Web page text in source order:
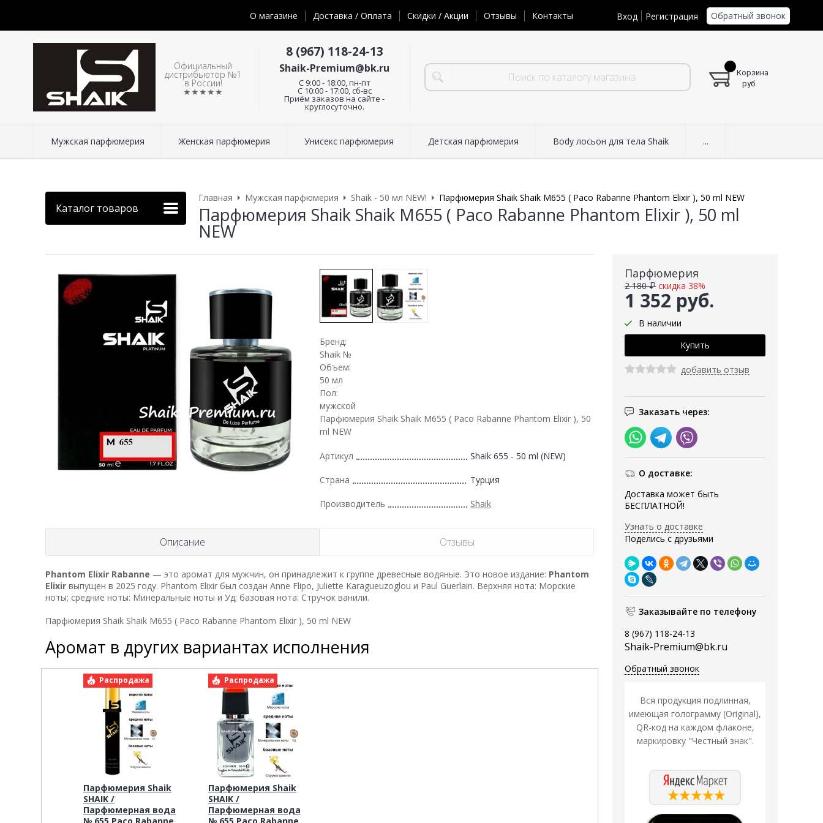
О магазине Доставка / Оплата Скидки / Акции Отзывы Контакты Вход Регистрация Обратный звонок
Официальный
дистрибьютор №1
в России!
★★★★★
8 (967) 118-24-13
Shaik-Premium@bk.ru
C 9:00 - 18:00, пн-пт
С 10:00 - 17:00, сб-вс
Приём заказов на сайте -
круглосуточно.
Корзина
руб.
Мужская парфюмерия Женская парфюмерия Унисекс парфюмерия Детская парфюмерия Body лосьон для тела Shaik ...
Каталог товаров
Главная Мужская парфюмерия Shaik - 50 мл NEW! Парфюмерия Shaik Shaik M655 ( Paco Rabanne Phantom Elixir ), 50 ml NEW
Парфюмерия Shaik Shaik M655 ( Paco Rabanne Phantom Elixir ), 50 ml
NEW
Парфюмерия
1 352 руб.
2 180 ₽ скидка 38%
В наличии
добавить отзыв
Заказать через:
О доставке:
Доставка может быть
БЕСПЛАТНОЙ!
Узнать о доставке
Поделись с друзьями
Заказывайте по телефону
8 (967) 118-24-13
Shaik-Premium@bk.ru
Обратный звонок
Вся продукция подлинная,
имеющая голограмму (Original),
QR-код на каждом флаконе,
маркировку "Честный знак".
Бренд:
Shaik №
Объем:
50 мл
Пол:
мужской
Парфюмерия Shaik Shaik M655 ( Paco Rabanne Phantom Elixir ), 50
ml NEW
Артикул Shaik 655 - 50 ml (NEW)
Страна Турция
Производитель Shaik
Описание Отзывы
Phantom Elixir Rabanne — это аромат для мужчин, он принадлежит к группе древесные водяные. Это новое издание: Phantom
Elixir выпущен в 2025 году. Phantom Elixir был создан Anne Flipo, Juliette Karagueuzoglou и Paul Guerlain. Верхняя нота: Морские
ноты; средние ноты: Минеральные ноты и Уд; базовая нота: Стручок ванили.
Парфюмерия Shaik Shaik M655 ( Paco Rabanne Phantom Elixir ), 50 ml NEW
Аромат в других вариантах исполнения
Распродажа
Парфюмерия Shaik
SHAIK /
Парфюмерная вода
№ 655 Paco Rabanne
Распродажа
Парфюмерия Shaik
SHAIK /
Парфюмерная вода
№ 655 Paco Rabanne